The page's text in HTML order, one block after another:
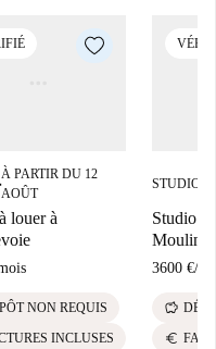
■
À PARTIR DU 12
AOÛT
louer à
NON REQUIS
INCLUSES
STUDIO
Studio à
3600 €/
savings
euro